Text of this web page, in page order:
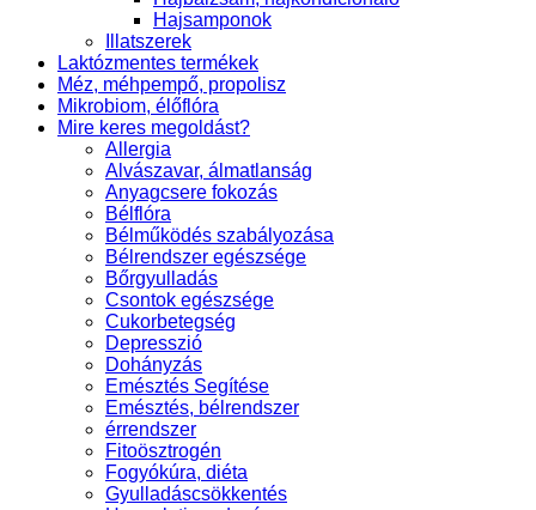
Hajsamponok
Illatszerek
Laktózmentes termékek
Méz, méhpempő, propolisz
Mikrobiom, élőflóra
Mire keres megoldást?
Allergia
Alvászavar, álmatlanság
Anyagcsere fokozás
Bélflóra
Bélműködés szabályozása
Bélrendszer egészsége
Bőrgyulladás
Csontok egészsége
Cukorbetegség
Depresszió
Dohányzás
Emésztés Segítése
Emésztés, bélrendszer
érrendszer
Fitoösztrogén
Fogyókúra, diéta
Gyulladáscsökkentés